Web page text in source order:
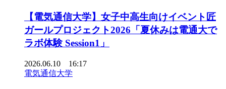
【電気通信大学】女子中高生向けイベント匠
ガールプロジェクト2026「夏休みは電通大で
ラボ体験 Session1」
2026.06.10 16:17
電気通信大学